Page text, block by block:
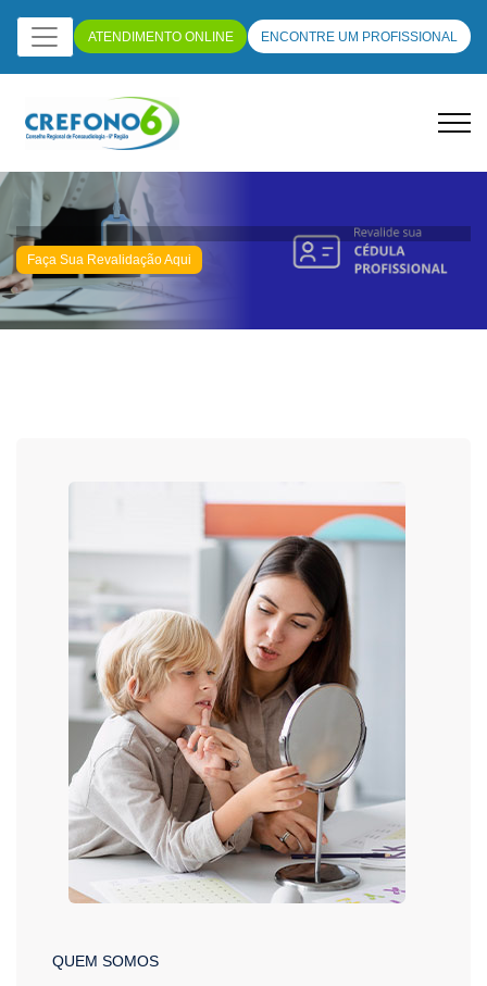
ATENDIMENTO ONLINE ENCONTRE UM PROFISSIONAL
Faça Sua Revalidação Aqui
QUEM SOMOS